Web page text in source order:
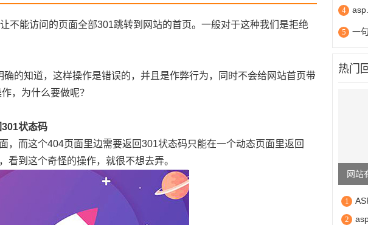
不能访问的页面全部301跳转到网站的首页。一般对于这种我们是拒绝
的知道，这样操作是错误的，并且是作弊行为，同时不会给网站首页带
，为什么要做呢？
状态码
，而这个404页面里边需要返回301状态码只能在一个动态页面里返回
到这个奇怪的操作，就很不想去弄。
4
5 一
热门
网站
1
2